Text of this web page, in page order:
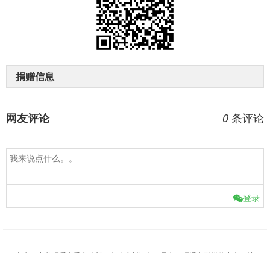
捐赠信息
0 条评论
网友评论
登录